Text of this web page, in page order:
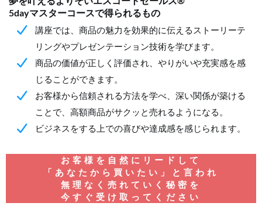
5dayマスターコースで得られるもの
講座では、商品の魅力を効果的に伝えるストーリーテ
リングやプレゼンテーション技術を学びます。
商品の価値が正しく評価され、やりがいや充実感を感
じることができます。
お客様から信頼される方法を学べ、深い関係が築ける
ことで、高額商品がサクッと売れるようになる。
ビジネスをする上での喜びや達成感を感じられます。
お客様を自然にリードして
「あなたから買いたい」と言われ
無理なく売れていく秘密を
今すぐ受け取ってください